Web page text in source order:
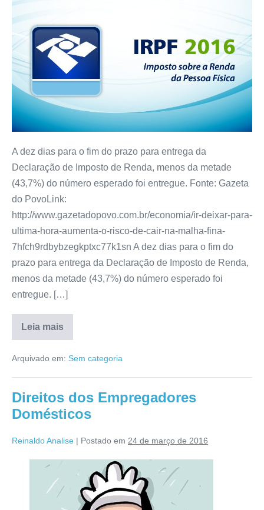
A dez dias para o fim do prazo para entrega da
Declaração de Imposto de Renda, menos da metade
(43,7%) do número esperado foi entregue. Fonte: Gazeta
do PovoLink:
http://www.gazetadopovo.com.br/economia/ir-deixar-para-
ultima-hora-aumenta-o-risco-de-cair-na-malha-fina-
7hfch9rdbybzegkptxc77k1sn A dez dias para o fim do
prazo para entrega da Declaração de Imposto de Renda,
menos da metade (43,7%) do número esperado foi
entregue. […]
Leia mais
Arquivado em: Sem categoria
Direitos dos Empregadores
Domésticos
Reinaldo Analise | Postado em 24 de março de 2016